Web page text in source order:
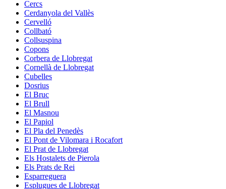
Cercs
Cerdanyola del Vallès
Cervelló
Collbató
Collsuspina
Copons
Corbera de Llobregat
Cornellà de Llobregat
Cubelles
Dosrius
El Bruc
El Brull
El Masnou
El Papiol
El Pla del Penedès
El Pont de Vilomara i Rocafort
El Prat de Llobregat
Els Hostalets de Pierola
Els Prats de Rei
Esparreguera
Esplugues de Llobregat